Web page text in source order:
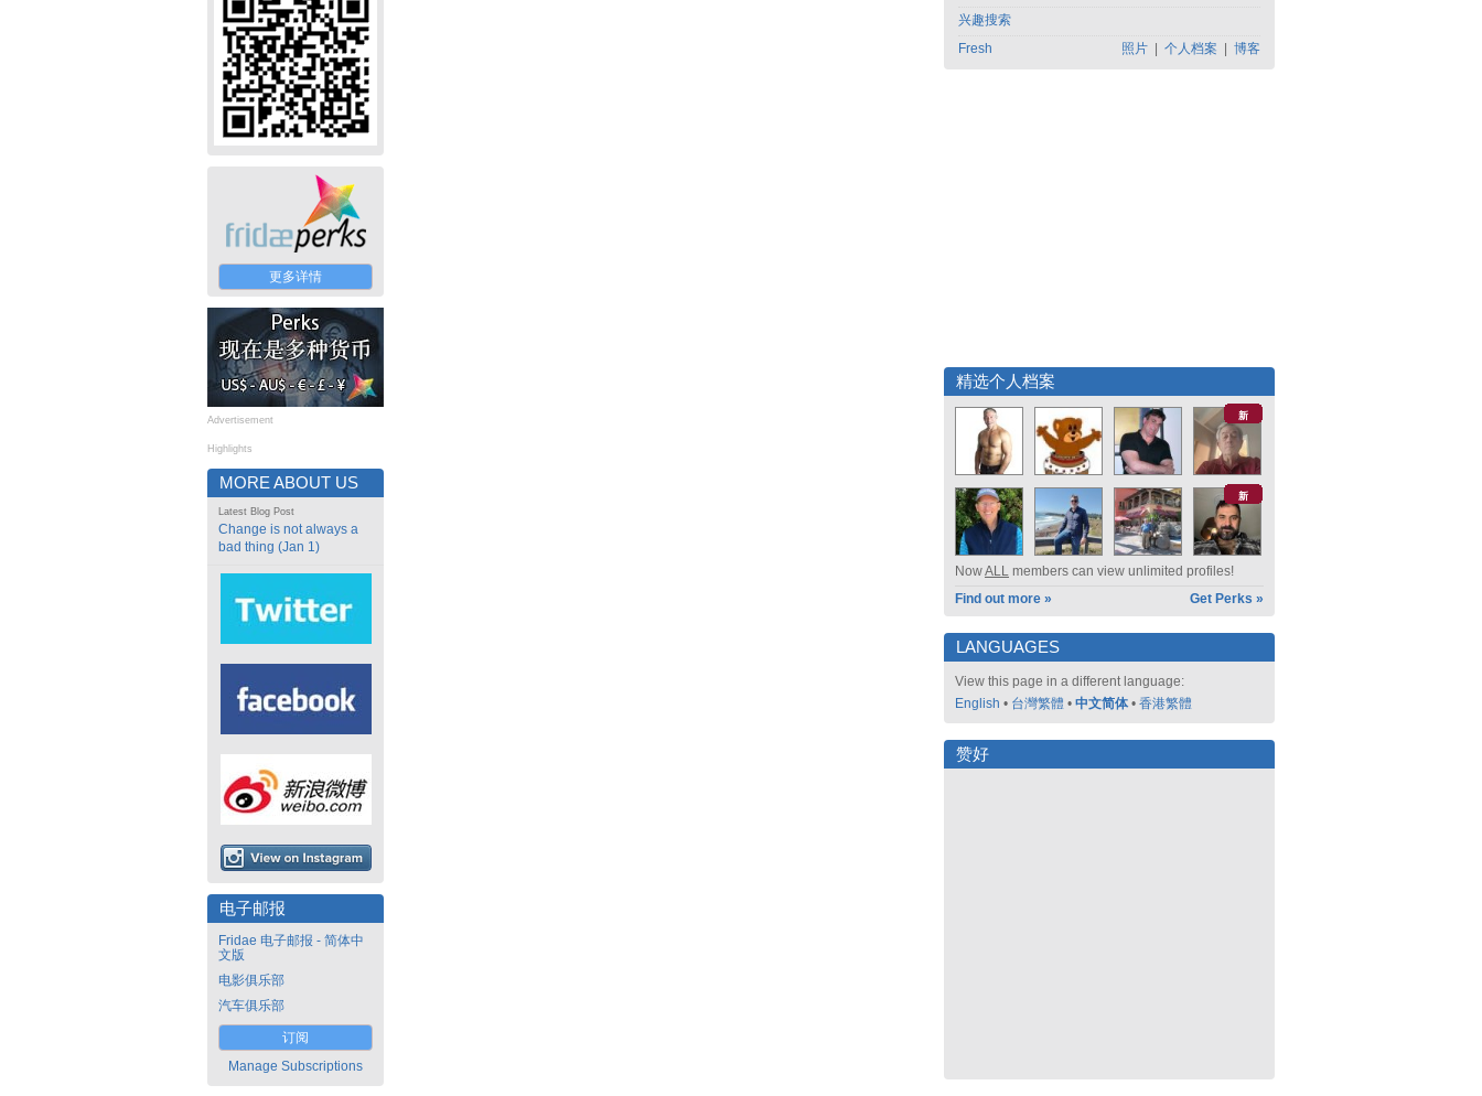
更多详情
Advertisement
Highlights
MORE ABOUT US
Latest Blog Post
Change is not always a
bad thing (Jan 1)
电子邮报
Fridae 电子邮报 - 简体中
文版
电影俱乐部
汽车俱乐部
订阅
Manage Subscriptions
兴趣搜索
Fresh
照片 个人档案 博客
精选个人档案
新
新
NowALL members can view unlimited profiles!
Find out more »
Get Perks »
LANGUAGES
View this page in a different language:
English • 台灣繁體 • 中文简体 • 香港繁體
赞好